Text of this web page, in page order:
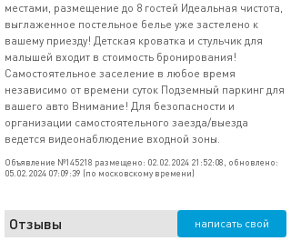
местами, размещение до 8 гостей Идеальная чистота,
выглаженное постельное белье уже застелено к
вашему приезду! Детская кроватка и стульчик для
малышей входит в стоимость бронирования!
Самостоятельное заселение в любое время
независимо от времени суток Подземный паркинг для
вашего авто Внимание! Для безопасности и
организации самостоятельного заезда/выезда
ведется видеонаблюдение входной зоны.
Объявление №145218 размещено: 02.02.2024 21:52:08, обновлено:
05.02.2024 07:09:39 (по московскому времени)
Отзывы написать свой